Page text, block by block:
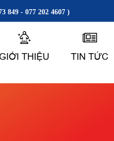
849 - 077 202 4607 )
GIỚI THIỆU TIN TỨC